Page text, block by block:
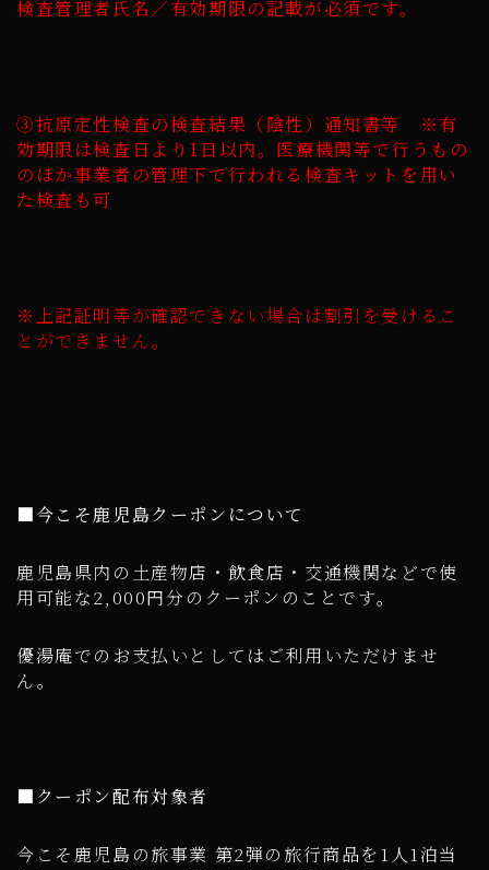
検査管理者氏名／有効期限の記載が必須です。
③抗原定性検査の検査結果（陰性）通知書等 ※有
効期限は検査日より1日以内。医療機関等で行うもの
のほか事業者の管理下で行われる検査キットを用い
た検査も可
※上記証明等が確認できない場合は割引を受けるこ
とができません。
■今こそ鹿児島クーポンについて
鹿児島県内の土産物店・飲食店・交通機関などで使
用可能な2,000円分のクーポンのことです。
優湯庵でのお支払いとしてはご利用いただけませ
ん。
■クーポン配布対象者
今こそ鹿児島の旅事業 第2弾の旅行商品を1人1泊当